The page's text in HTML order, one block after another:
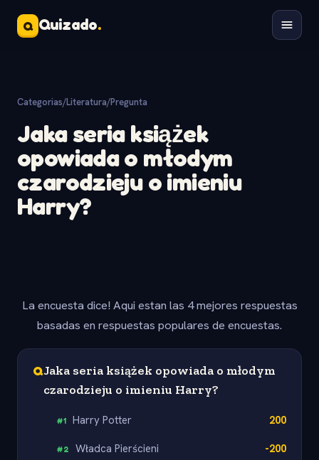
Q Quizado.
Categorias/Literatura/Pregunta
Jaka seria książek
opowiada o młodym
czarodzieju o imieniu
Harry?
La encuesta dice! Aqui estan las 4 mejores respuestas
basadas en respuestas populares de encuestas.
QJaka seria książek opowiada o młodym
czarodzieju o imieniu Harry?
#1 Harry Potter 200
#2 Władca Pierścieni -200